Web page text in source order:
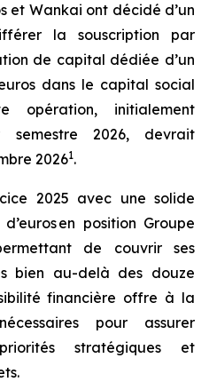
et Wankai ont décidé d’un
la souscription par
de capital dédiée d’un
dans le capital social
opération, initialement
semestre 2026, devrait
20261.
2025 avec une solide
en position Groupe
de couvrir ses
bien au-delà des douze
financière offre à la
pour assurer
stratégiques et